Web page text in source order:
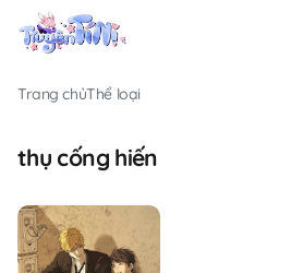
Trang chủThể loại
thụ cống hiến